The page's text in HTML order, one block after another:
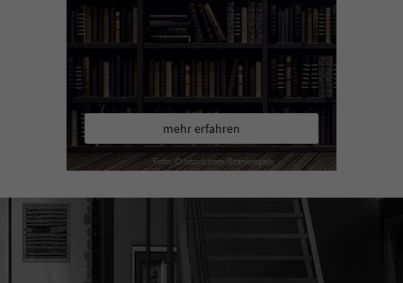
mehr erfahren